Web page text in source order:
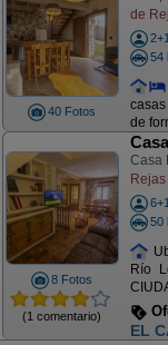
40 Fotos
de
54
de
8 Fotos
(1 comentario)
Casa
50
Río
EL